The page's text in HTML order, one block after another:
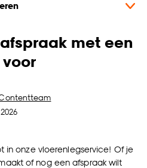
met een
in onze vloerenlegservice! Of je
of nog een afspraak wilt